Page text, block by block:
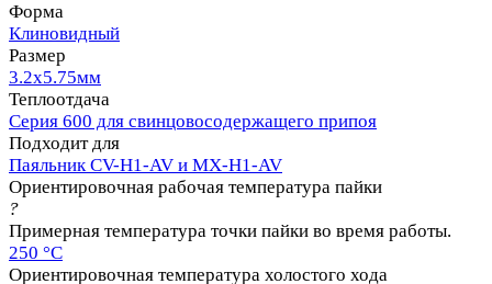
Форма
Клиновидный
Размер
3.2х5.75мм
Теплоотдача
Серия 600 для свинцовосодержащего припоя
Подходит для
Паяльник CV-H1-AV и MX-H1-AV
Ориентировочная рабочая температура пайки
?
Примерная температура точки пайки во время работы.
250 °C
Ориентировочная температура холостого хода